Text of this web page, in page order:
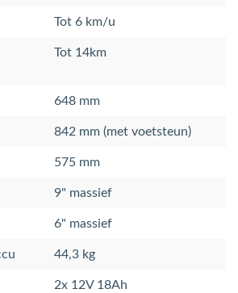
Tot 6 km/u
Tot 14km
648 mm
842 mm (met voetsteun)
575 mm
9" massief
6" massief
44,3 kg
2x 12V 18Ah